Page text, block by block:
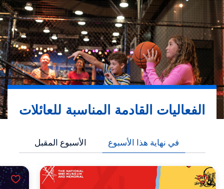
الفعاليات القادمة المناسبة للعائلات
في نهاية هذا الأسبوع الأسبوع المقبل